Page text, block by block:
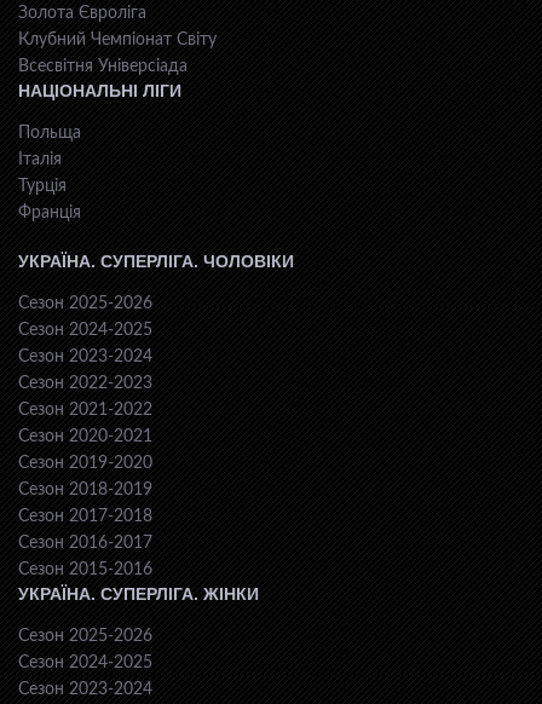
Золота Євроліга
Клубний Чемпіонат Світу
Всесвiтня Унiверсiaда
НАЦІОНАЛЬНІ ЛІГИ
Польща
Італія
Турція
Франція
УКРАЇНА. СУПЕРЛІГА. ЧОЛОВІКИ
Сезон 2025-2026
Сезон 2024-2025
Сезон 2023-2024
Сезон 2022-2023
Сезон 2021-2022
Сезон 2020-2021
Сезон 2019-2020
Сезон 2018-2019
Сезон 2017-2018
Сезон 2016-2017
Сезон 2015-2016
УКРАЇНА. СУПЕРЛІГА. ЖІНКИ
Сезон 2025-2026
Сезон 2024-2025
Сезон 2023-2024